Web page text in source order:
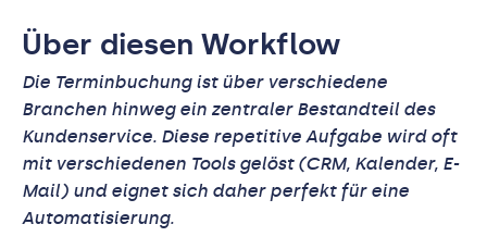
‍Über diesen Workflow
Die Terminbuchung ist über verschiedene
Branchen hinweg ein zentraler Bestandteil des
Kundenservice. Diese repetitive Aufgabe wird oft
mit verschiedenen Tools gelöst (CRM, Kalender, E-
Mail) und eignet sich daher perfekt für eine
Automatisierung.